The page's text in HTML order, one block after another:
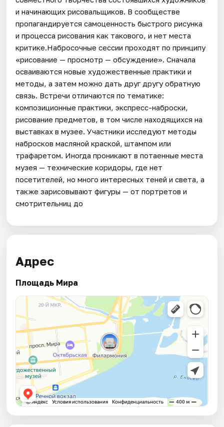
и начинающих рисовальщиков. В сообществе
пропагандируется самоценность быстрого рисунка
и процесса рисования как такового, и нет места
критике.Набросочные сессии проходят по принципу
«рисование — просмотр — обсуждение». Сначала
осваиваются новые художественные практики и
методы, а затем можно дать друг другу обратную
связь. Встречи отличаются по тематике:
композиционные практики, экспресс-наброски,
рисование предметов, в том числе находящихся на
выставках в музее. Участники исследуют методы
набросков масляной краской, штампом или
трафаретом. Иногда проникают в потаенные места
музея — технические коридоры, где нет
посетителей, но много интересных теней и света, а
также зарисовывают фигуры — от портретов и
смотрительниц до
Адрес
Площадь Мира